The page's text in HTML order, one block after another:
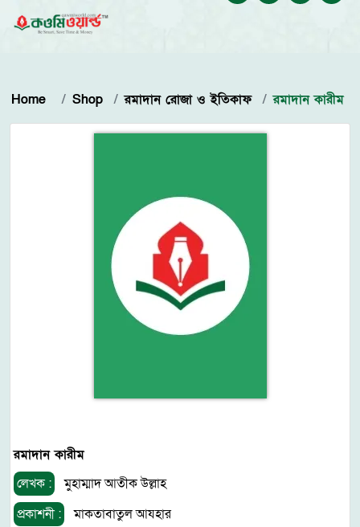
Home Shop রমাদান রোজা ও ইতিকাফ রমাদান কারীম
রমাদান কারীম
লেখক :
মুহাম্মাদ আতীক উল্লাহ
প্রকাশনী :
মাকতাবাতুল আযহার